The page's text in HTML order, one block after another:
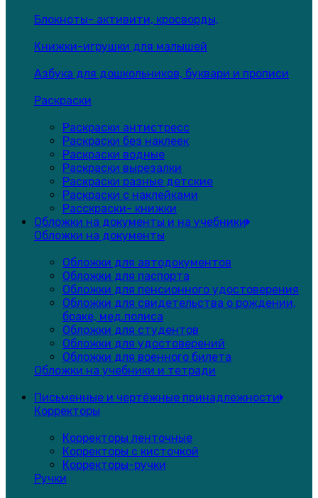
Блокноты- активити, кросворды,
Книжки-игрушки для малышей
Азбука для дошкольников, буквари и прописи
Раскраски
Раскраски антистресс
Раскраски без наклеек
Раскраски водные
Раскраски вырезалки
Раскраски разные детские
Раскраски с наклейками
Расскраски- книжки
Обложки на документы и на учебники
Обложки на документы
Обложки для автодокументов
Обложки для паспорта
Обложки для пенсионного удостоверения
Обложки для свидетельства о рождении,
браке, мед.полиса
Обложки для студентов
Обложки для удостоверений
Обложки для военного билета
Обложки на учебники и тетради
Письменные и чертёжные принадлежности
Корректоры
Корректоры ленточные
Корректоры с кисточкой
Корректоры-ручки
Ручки